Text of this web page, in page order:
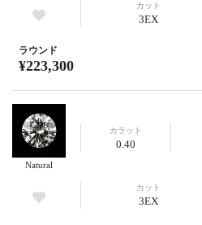
カット
3EX
ラウンド
¥223,300
Natural
カラット
0.40
カット
3EX